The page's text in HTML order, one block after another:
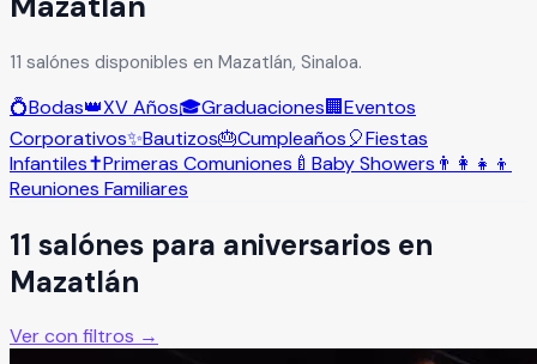
11 salónes disponibles en Mazatlán, Sinaloa.
💍Bodas👑XV Años🎓Graduaciones🏢Eventos
Corporativos✨Bautizos🎂Cumpleaños🎈Fiestas
Infantiles✝️Primeras Comuniones 🍼 Baby Showers 👨‍👩‍👧‍👦
Reuniones Familiares
11 salónes para aniversarios en
Mazatlán
Ver con filtros →